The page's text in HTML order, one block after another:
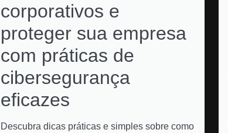
corporativos e
proteger sua empresa
com práticas de
cibersegurança
eficazes
Descubra dicas práticas e simples sobre como